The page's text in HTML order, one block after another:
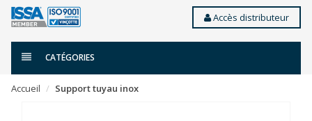
Accès distributeur
CATÉGORIES
Accueil Support tuyau inox